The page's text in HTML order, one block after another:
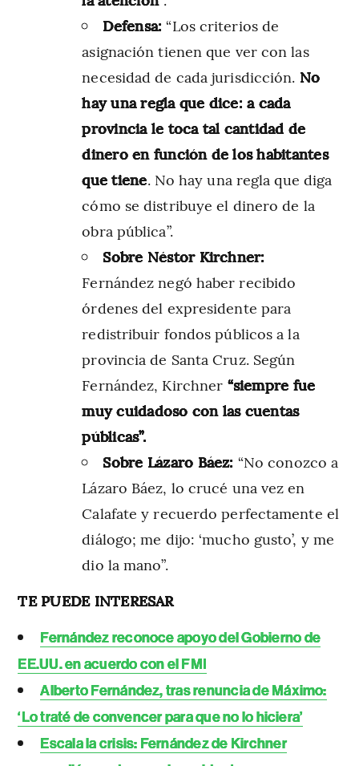
Defensa: “Los criterios de
asignación tienen que ver con las
necesidad de cada jurisdicción. No
hay una regla que dice: a cada
provincia le toca tal cantidad de
dinero en función de los habitantes
que tiene. No hay una regla que diga
cómo se distribuye el dinero de la
obra pública”.
Sobre Néstor Kirchner:
Fernández negó haber recibido
órdenes del expresidente para
redistribuir fondos públicos a la
provincia de Santa Cruz. Según
Fernández, Kirchner “siempre fue
muy cuidadoso con las cuentas
públicas”.
Sobre Lázaro Báez: “No conozco a
Lázaro Báez, lo crucé una vez en
Calafate y recuerdo perfectamente el
diálogo; me dijo: ‘mucho gusto’, y me
dio la mano”.
TE PUEDE INTERESAR
Fernández reconoce apoyo del Gobierno de
EE.UU. en acuerdo con el FMI
Alberto Fernández, tras renuncia de Máximo:
‘Lo traté de convencer para que no lo hiciera’
Escala la crisis: Fernández de Kirchner